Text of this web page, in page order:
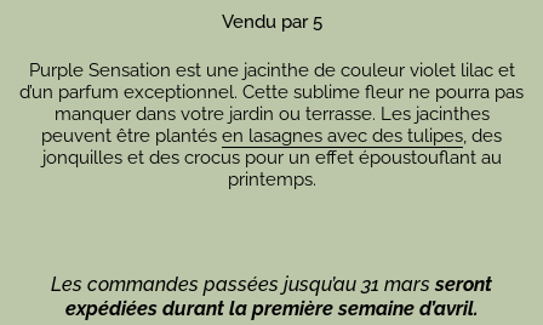
Vendu par 5
Purple Sensation est une jacinthe de couleur violet lilac et
d’un parfum exceptionnel. Cette sublime fleur ne pourra pas
manquer dans votre jardin ou terrasse. Les jacinthes
peuvent être plantés en lasagnes avec des tulipes, des
jonquilles et des crocus pour un effet époustouflant au
printemps.
Les commandes passées jusqu’au 31 marsseront
expédiées durant la première semaine d’avril.